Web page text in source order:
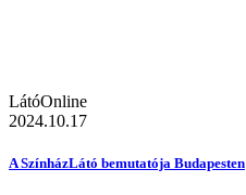
LátóOnline
2024.10.17
A SzínházLátó bemutatója Budapesten